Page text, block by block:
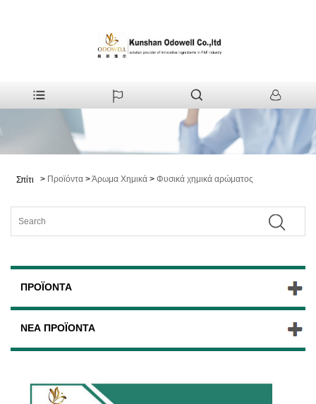
Σπίτι > Προϊόντα >Άρωμα Χημικά > Φυσικά χημικά αρώματος
ΠΡΟΪΌΝΤΑ
ΝΈΑ ΠΡΟΪΌΝΤΑ